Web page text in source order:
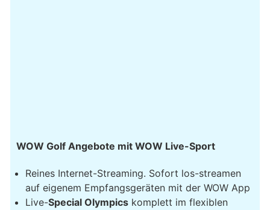
WOW Golf Angebote mit WOW Live-Sport
Reines Internet-Streaming. Sofort los-streamen
auf eigenem Empfangsgeräten mit der WOW App
Live-Special Olympics komplett im flexiblen